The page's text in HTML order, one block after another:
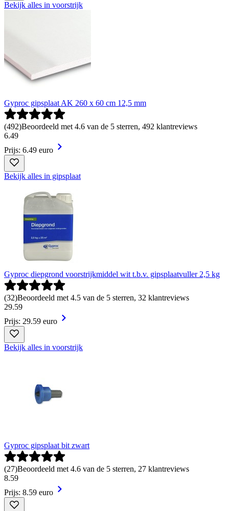
Bekijk alles in voorstrijk
Gyproc gipsplaat AK 260 x 60 cm 12,5 mm
(492)Beoordeeld met 4.6 van de 5 sterren, 492 klantreviews
6.49
Prijs: 6.49 euro
Bekijk alles in gipsplaat
Gyproc diepgrond voorstrijkmiddel wit t.b.v. gipsplaatvuller 2,5 kg
(32)Beoordeeld met 4.5 van de 5 sterren, 32 klantreviews
29.59
Prijs: 29.59 euro
Bekijk alles in voorstrijk
Gyproc gipsplaat bit zwart
(27)Beoordeeld met 4.6 van de 5 sterren, 27 klantreviews
8.59
Prijs: 8.59 euro